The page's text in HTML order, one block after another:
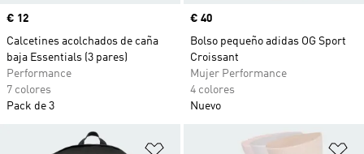
Precio
€ 12
Calcetines acolchados de caña
baja Essentials (3 pares)
Performance
7 colores
Pack de 3
Precio
€ 40
Bolso pequeño adidas OG Sport
Croissant
Mujer Performance
4 colores
Nuevo
Añadir a la lista de deseos